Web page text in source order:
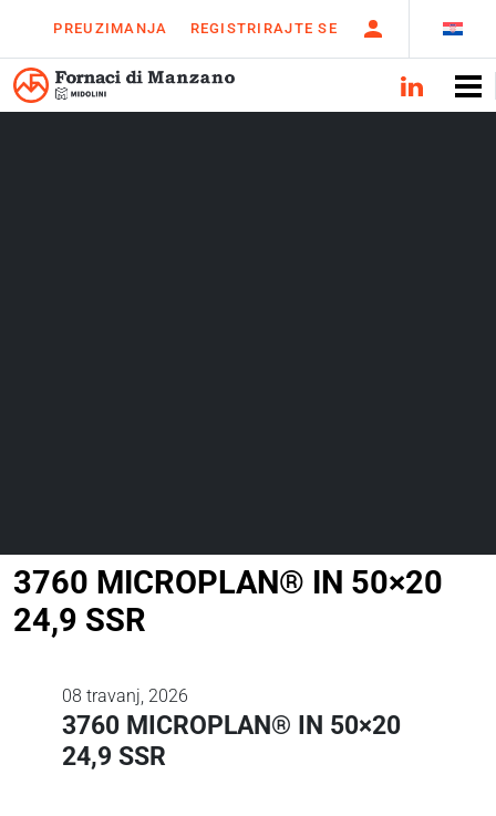
PREUZIMANJA REGISTRIRAJTE SE
3760 MICROPLAN® IN 50×20
24,9 SSR
08 travanj, 2026
3760 MICROPLAN® IN 50×20
24,9 SSR